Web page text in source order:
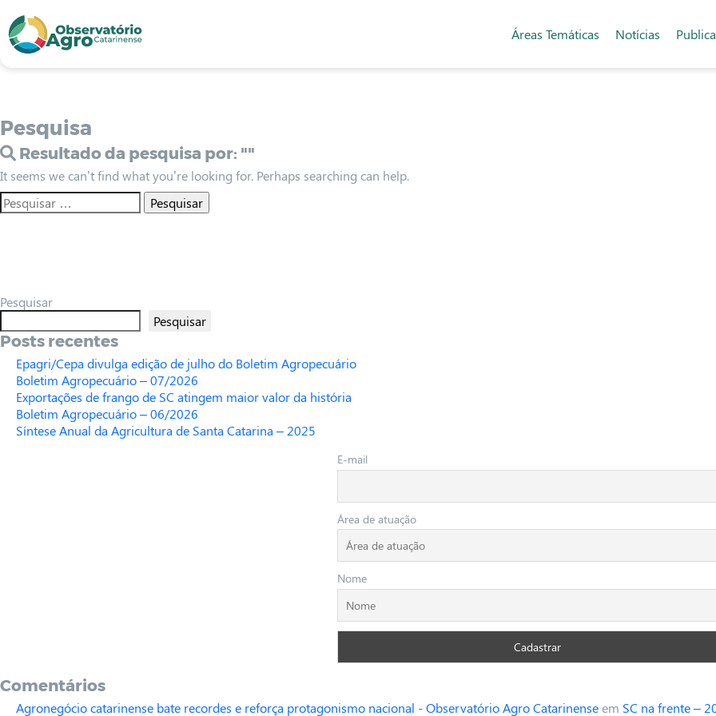
2
3
4
Áreas Temáticas Notícias
Pesquisa
Resultado da pesquisa por: ""
It seems we can’t find what you’re looking for. Perhaps searching can help.
Pesquisar
Pesquisar
Posts recentes
Epagri/Cepa divulga edição de julho do Boletim Agropecuário
Boletim Agropecuário – 07/2026
Exportações de frango de SC atingem maior valor da história
Boletim Agropecuário – 06/2026
Síntese Anual da Agricultura de Santa Catarina – 2025
E-mail
Área de atuação
Nome
Comentários
Agronegócio catarinense bate recordes e reforça protagonismo nacional - Observatório Agro Catarinenseem SC na frente –